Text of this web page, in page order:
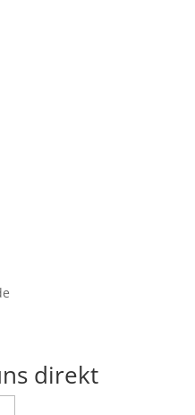
direkt